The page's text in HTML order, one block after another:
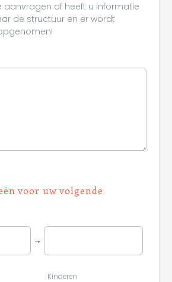
aanvragen of heeft u informatie
de structuur en er wordt
voor uw volgende
→
Kinderen